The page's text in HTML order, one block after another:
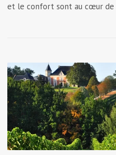
et le confort sont au cœur de